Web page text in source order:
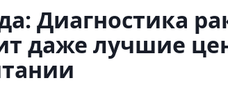
Диагностика
даже лучшие